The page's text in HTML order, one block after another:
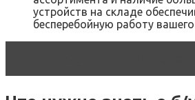
устройств на складе
бесперебойную работу вашего